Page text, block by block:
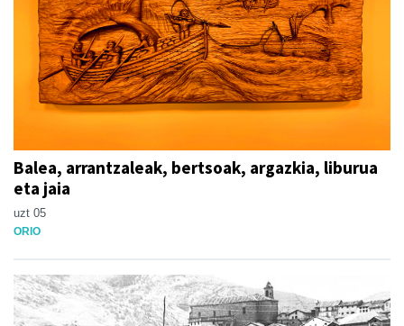
Balea, arrantzaleak, bertsoak, argazkia, liburua
eta jaia
uzt 05
ORIO